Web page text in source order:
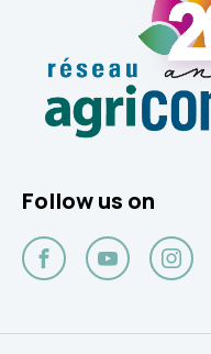
Follow us on
FacebookYouTube